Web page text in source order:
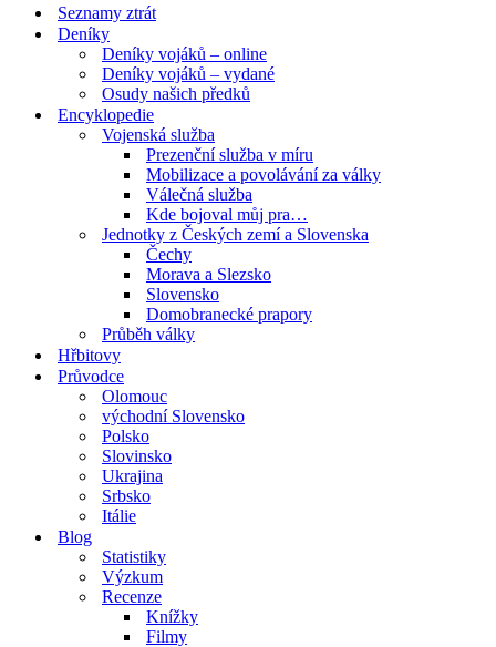
Seznamy ztrát
Deníky
Deníky vojáků – online
Deníky vojáků – vydané
Osudy našich předků
Encyklopedie
Vojenská služba
Prezenční služba v míru
Mobilizace a povolávání za války
Válečná služba
Kde bojoval můj pra…
Jednotky z Českých zemí a Slovenska
Čechy
Morava a Slezsko
Slovensko
Domobranecké prapory
Průběh války
Hřbitovy
Průvodce
Olomouc
východní Slovensko
Polsko
Slovinsko
Ukrajina
Srbsko
Itálie
Blog
Statistiky
Výzkum
Recenze
Knížky
Filmy